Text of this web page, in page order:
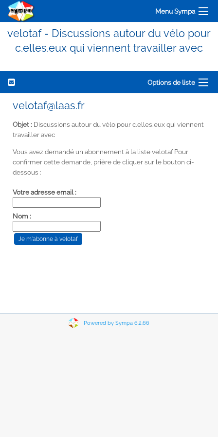
Menu Sympa
velotaf - Discussions autour du vélo pour
c.elles.eux qui viennent travailler avec
Options de liste
velotaf@laas.fr
Objet : Discussions autour du vélo pour c.elles.eux qui viennent
travailler avec
Vous avez demandé un abonnement à la liste velotaf Pour
confirmer cette demande, prière de cliquer sur le bouton ci-
dessous :
Votre adresse email :
Nom :
Powered by Sympa 6.2.66